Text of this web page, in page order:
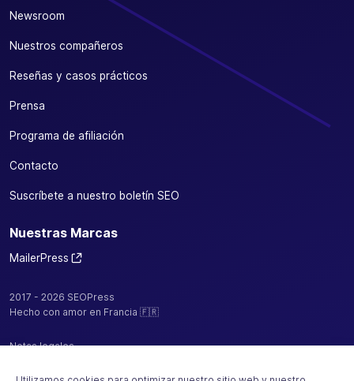
Newsroom
Nuestros compañeros
Reseñas y casos prácticos
Prensa
Programa de afiliación
Contacto
Suscríbete a nuestro boletín SEO
Nuestras Marcas
MailerPress
2017 - 2026 SEOPress
Hecho con amor en Francia 🇫🇷
Notas legales
Política de confidencialidad / cookies